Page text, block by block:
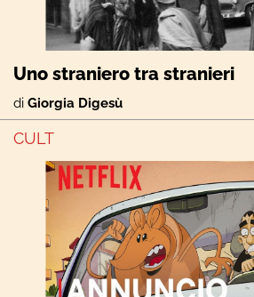
Uno straniero tra stranieri
di Giorgia Digesù
CULT